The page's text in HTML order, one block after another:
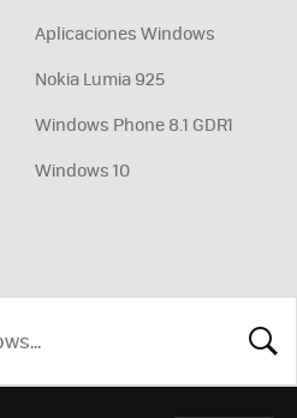
Aplicaciones Windows
Nokia Lumia 925
Windows Phone 8.1 GDR1
Windows 10